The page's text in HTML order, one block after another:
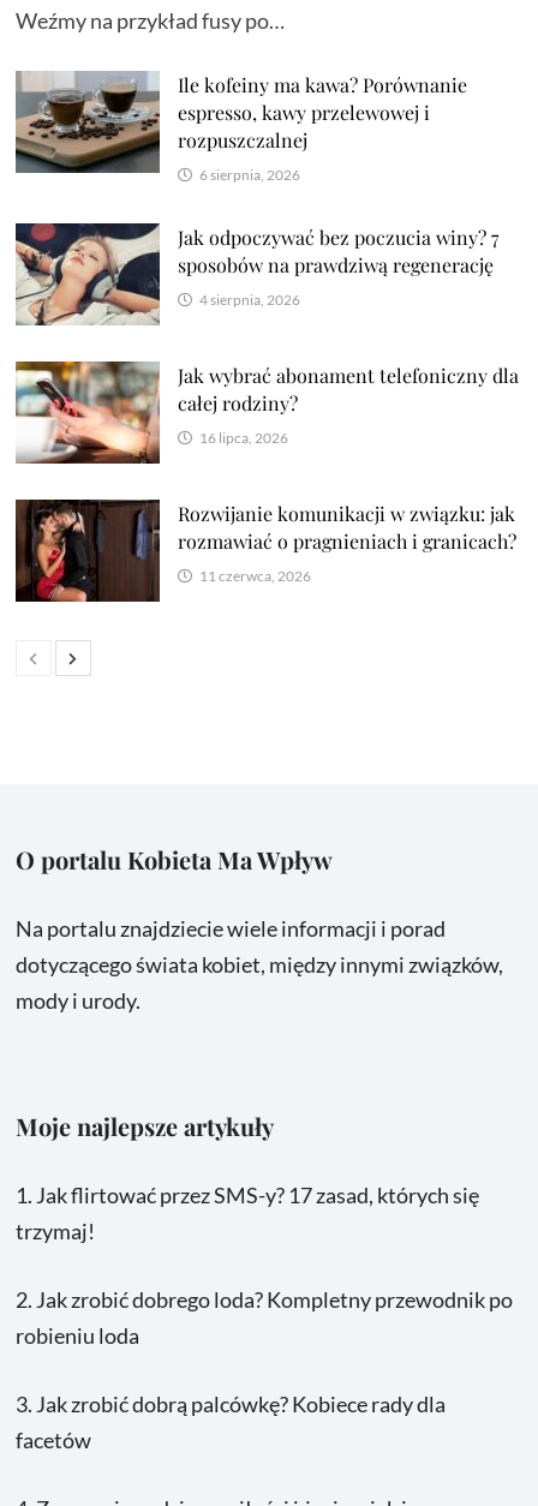
Weźmy na przykład fusy po…
Ile kofeiny ma kawa? Porównanie
espresso, kawy przelewowej i
rozpuszczalnej
6 sierpnia, 2026
Jak odpoczywać bez poczucia winy? 7
sposobów na prawdziwą regenerację
4 sierpnia, 2026
Jak wybrać abonament telefoniczny dla
całej rodziny?
16 lipca, 2026
Rozwijanie komunikacji w związku: jak
rozmawiać o pragnieniach i granicach?
11 czerwca, 2026
O portalu Kobieta Ma Wpływ
Na portalu znajdziecie wiele informacji i porad
dotyczącego świata kobiet, między innymi związków,
mody i urody.
Moje najlepsze artykuły
1. Jak flirtować przez SMS-y? 17 zasad, których się
trzymaj!
2. Jak zrobić dobrego loda? Kompletny przewodnik po
robieniu loda
3. Jak zrobić dobrą palcówkę? Kobiece rady dla
facetów